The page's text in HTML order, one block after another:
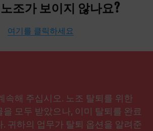
조가 보이지 않나요?
여기를 클릭하세요
속해 주십시오. 노조 탈퇴를 위한
모두 받았으나, 이미 탈퇴를 완료
. 귀하의 업무가 탈퇴 옵션을 알려준